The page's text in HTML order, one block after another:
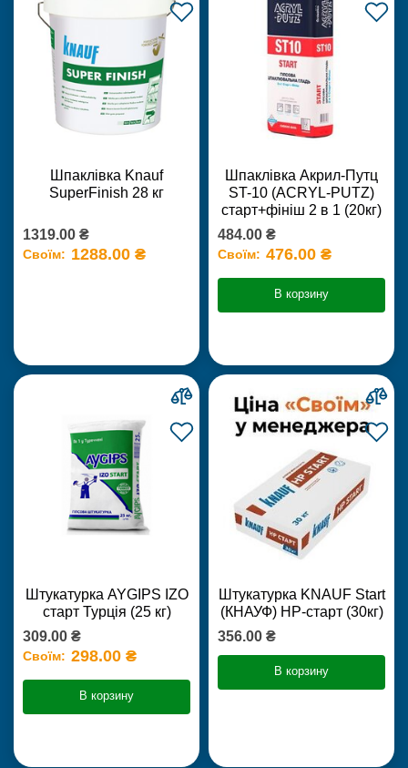
Шпаклівка Knauf
SuperFinish 28 кг
1319.00 ₴
Своїм: 1288.00 ₴
Шпаклівка Акрил-Путц
ST-10 (ACRYL-PUTZ)
старт+фініш 2 в 1 (20кг)
484.00 ₴
Своїм: 476.00 ₴
В корзину
Штукатурка AYGIPS IZO
старт Турція (25 кг)
309.00 ₴
Своїм: 298.00 ₴
В корзину
Штукатурка KNAUF Start
(КНАУФ) НР-старт (30кг)
356.00 ₴
В корзину